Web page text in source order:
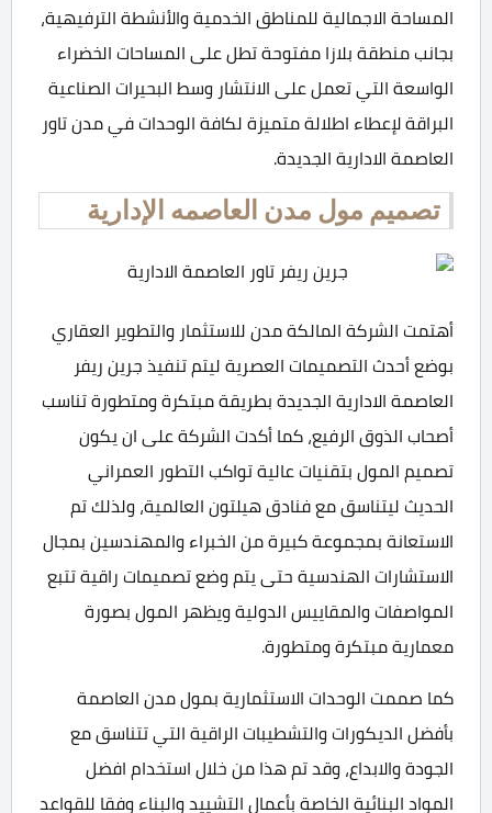
المساحة الاجمالية للمناطق الخدمية والأنشطة الترفيهية،
بجانب منطقة بلازا مفتوحة تطل على المساحات الخضراء
الواسعة التي تعمل على الانتشار وسط البحيرات الصناعية
البراقة لإعطاء اطلالة متميزة لكافة الوحدات في مدن تاور
العاصمة الادارية الجديدة.
تصميم مول مدن العاصمه الإدارية
أهتمت الشركة المالكة مدن للاستثمار والتطوير العقاري
بوضع أحدث التصميمات العصرية ليتم تنفيذ جرين ريفر
العاصمة الادارية الجديدة بطريقة مبتكرة ومتطورة تناسب
أصحاب الذوق الرفيع، كما أكدت الشركة على ان يكون
تصميم المول بتقنيات عالية تواكب التطور العمراني
الحديث ليتناسق مع فنادق هيلتون العالمية، ولذلك تم
الاستعانة بمجموعة كبيرة من الخبراء والمهندسين بمجال
الاستشارات الهندسية حتى يتم وضع تصميمات راقية تتبع
المواصفات والمقاييس الدولية ويظهر المول بصورة
معمارية مبتكرة ومتطورة.
كما صممت الوحدات الاستثمارية بمول مدن العاصمة
بأفضل الديكورات والتشطيبات الراقية التي تتناسق مع
الجودة والابداع، وقد تم هذا من خلال استخدام افضل
المواد البنائية الخاصة بأعمال التشييد والبناء وفقا للقواعد